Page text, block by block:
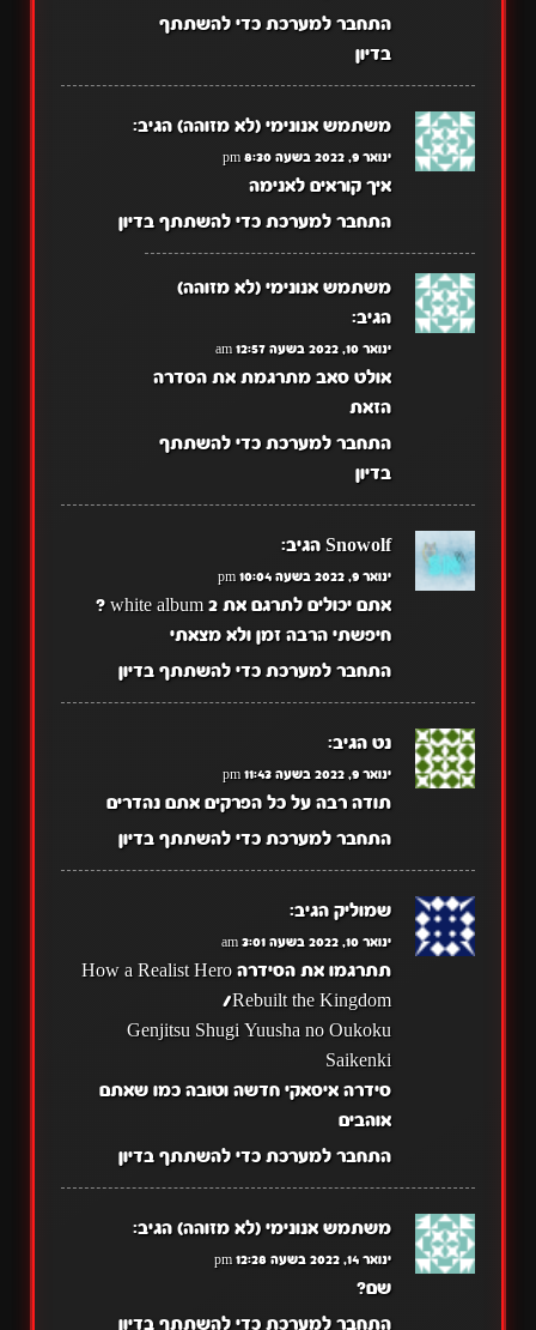
התחבר למערכת כדי להשתתף
בדיון
משתמש אנונימי (לא מזוהה) הגיב:
ינואר 9, 2022 בשעה 8:30 pm
איך קוראים לאנימה
התחבר למערכת כדי להשתתף בדיון
משתמש אנונימי (לא מזוהה)
הגיב:
ינואר 10, 2022 בשעה 12:57 am
אולט סאב מתרגמת את הסדרה
הזאת
התחבר למערכת כדי להשתתף
בדיון
Snowolf הגיב:
ינואר 9, 2022 בשעה 10:04 pm
אתם יכולים לתרגם את white album 2 ?
חיפשתי הרבה זמן ולא מצאתי
התחבר למערכת כדי להשתתף בדיון
נט הגיב:
ינואר 9, 2022 בשעה 11:43 pm
תודה רבה על כל הפרקים אתם נהדרים
התחבר למערכת כדי להשתתף בדיון
שמוליק הגיב:
ינואר 10, 2022 בשעה 3:01 am
תתרגמו את הסידרה How a Realist Hero
Rebuilt the Kingdom/
Genjitsu Shugi Yuusha no Oukoku
Saikenki
סידרה איסאקי חדשה וטובה כמו שאתם
אוהבים
התחבר למערכת כדי להשתתף בדיון
משתמש אנונימי (לא מזוהה) הגיב:
ינואר 14, 2022 בשעה 12:28 pm
שם?
התחבר למערכת כדי להשתתף בדיון